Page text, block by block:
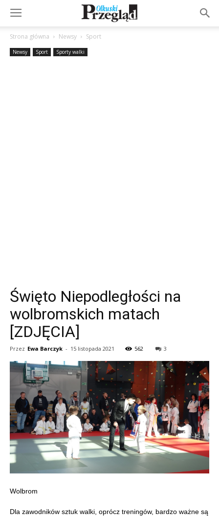
Strona główna Newsy Sport
Newsy Sport Sporty walki
Święto Niepodległości na
wolbromskich matach
[ZDJĘCIA]
Przez Ewa Barczyk - 15 listopada 2021 562 3
Wolbrom
Dla zawodników sztuk walki, oprócz treningów, bardzo ważne są